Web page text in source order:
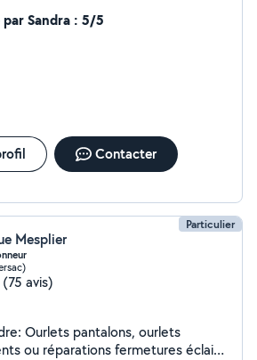
Sandra : 5/5
Contacter
Particulier
Mesplier
(75 avis)
Ourlets pantalons, ourlets
ou réparations fermetures éclair,